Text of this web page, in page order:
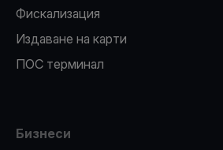
Фискализация
Издаване на карти
ПОС терминал
Бизнеси